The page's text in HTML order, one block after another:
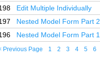
Edit Multiple Individually
Nested Model Form Part 2
Nested Model Form Part 1
Previous Page 1 2 3 4 5 6